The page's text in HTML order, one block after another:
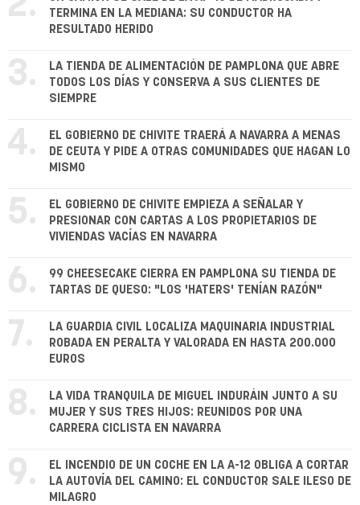
TERMINA EN LA MEDIANA: SU CONDUCTOR HA
RESULTADO HERIDO
3.
LA TIENDA DE ALIMENTACIÓN DE PAMPLONA QUE ABRE
TODOS LOS DÍAS Y CONSERVA A SUS CLIENTES DE
SIEMPRE
4.
EL GOBIERNO DE CHIVITE TRAERÁ A NAVARRA A MENAS
DE CEUTA Y PIDE A OTRAS COMUNIDADES QUE HAGAN LO
MISMO
5.
EL GOBIERNO DE CHIVITE EMPIEZA A SEÑALAR Y
PRESIONAR CON CARTAS A LOS PROPIETARIOS DE
VIVIENDAS VACÍAS EN NAVARRA
6.
99 CHEESECAKE CIERRA EN PAMPLONA SU TIENDA DE
TARTAS DE QUESO: "LOS 'HATERS' TENÍAN RAZÓN"
7.
LA GUARDIA CIVIL LOCALIZA MAQUINARIA INDUSTRIAL
ROBADA EN PERALTA Y VALORADA EN HASTA 200.000
EUROS
8.
LA VIDA TRANQUILA DE MIGUEL INDURÁIN JUNTO A SU
MUJER Y SUS TRES HIJOS: REUNIDOS POR UNA
CARRERA CICLISTA EN NAVARRA
9.
EL INCENDIO DE UN COCHE EN LA A-12 OBLIGA A CORTAR
LA AUTOVÍA DEL CAMINO: EL CONDUCTOR SALE ILESO DE
MILAGRO